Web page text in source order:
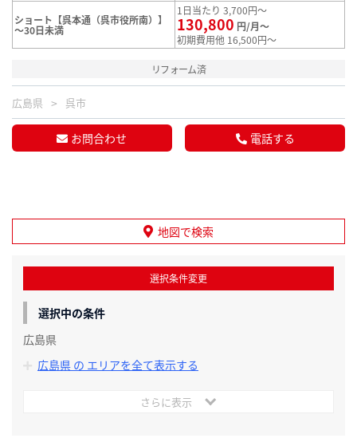
ショート【呉本通（呉市役所南）】
～30日未満
1日当たり 3,700円～
130,800 円/月～
初期費用他 16,500円～
リフォーム済
広島県 呉市
お問合わせ 電話する
地図で検索
選択条件変更
選択中の条件
広島県
広島県 の エリアを全て表示する
さらに表示